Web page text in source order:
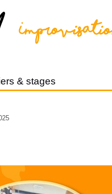
& stages